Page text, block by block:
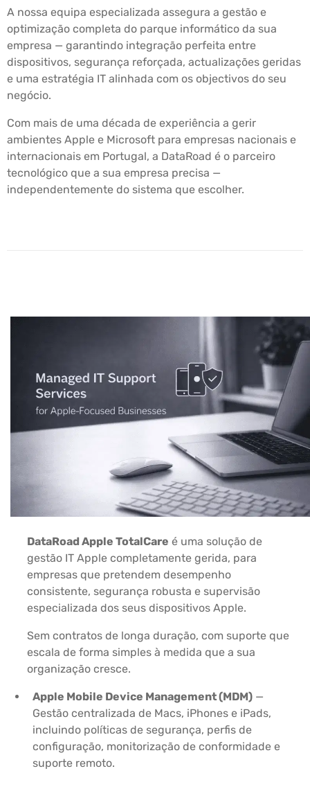
A nossa equipa especializada assegura a gestão e
optimização completa do parque informático da sua
empresa — garantindo integração perfeita entre
dispositivos, segurança reforçada, actualizações geridas
e uma estratégia IT alinhada com os objectivos do seu
negócio.
Com mais de uma década de experiência a gerir
ambientes Apple e Microsoft para empresas nacionais e
internacionais em Portugal, a DataRoad é o parceiro
tecnológico que a sua empresa precisa —
independentemente do sistema que escolher.
DataRoad Apple TotalCare é uma solução de
gestão IT Apple completamente gerida, para
empresas que pretendem desempenho
consistente, segurança robusta e supervisão
especializada dos seus dispositivos Apple.
Sem contratos de longa duração, com suporte que
escala de forma simples à medida que a sua
organização cresce.
Apple Mobile Device Management (MDM) —
Gestão centralizada de Macs, iPhones e iPads,
incluindo políticas de segurança, perfis de
configuração, monitorização de conformidade e
suporte remoto.